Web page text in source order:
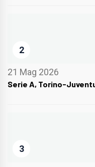
2
21 Mag 2026
Serie A, Torino-
3